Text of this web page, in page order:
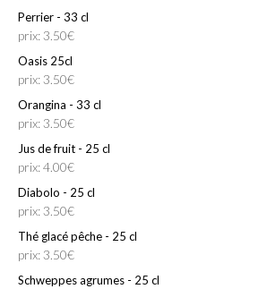
Perrier - 33 cl
prix: 3.50€
Oasis 25cl
prix: 3.50€
Orangina - 33 cl
prix: 3.50€
Jus de fruit - 25 cl
prix: 4.00€
Diabolo - 25 cl
prix: 3.50€
Thé glacé pêche - 25 cl
prix: 3.50€
Schweppes agrumes - 25 cl